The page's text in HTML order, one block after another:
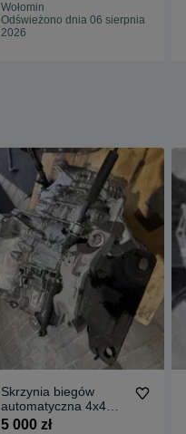
Wołomin
Odświeżono dnia 06 sierpnia
2026
Skrzynia biegów
automatyczna 4x4
kompletna mazda cx5
5 000 zł